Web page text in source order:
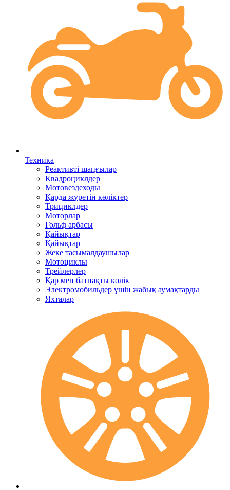
Техника
Реактивті шаңғылар
Квадроциклдер
Мотовездеходы
Қарда жүретін көліктер
Трициклдер
Моторлар
Гольф арбасы
Қайықтар
Қайықтар
Жеке тасымалдаушылар
Мотоциклы
Трейлерлер
Қар мен батпақты көлік
Электромобильдер үшін жабық аумақтарды
Яхталар